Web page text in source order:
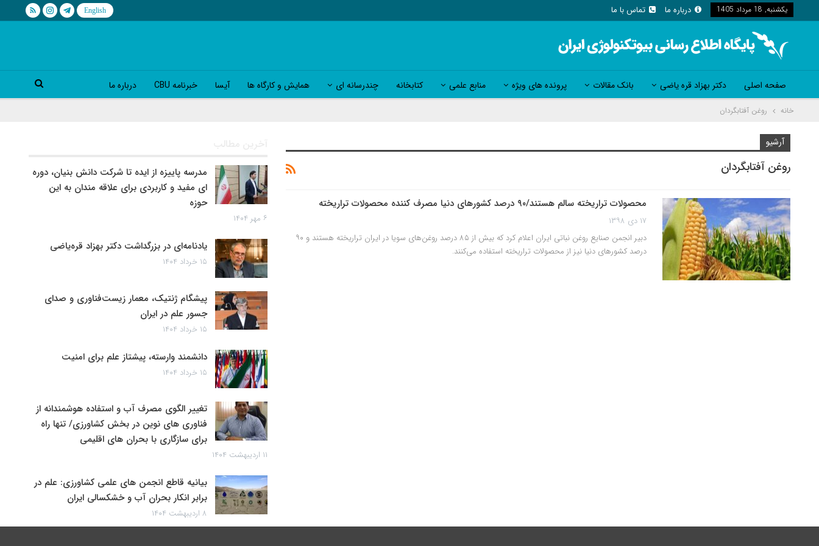
یکشنبه, 18 مرداد 1405 درباره ما تماس با ما
صفحه اصلی دکتر بهزاد قره یاضی بانک مقالات پرونده های ویژه منابع علمی کتابخانه چندرسانه ای همایش و کارگاه ها آیسا خبرنامه CBU درباره ما
خانه روغن آفتابگردان
آرشیو
روغن آفتابگردان
محصولات تراریخته سالم هستند/۹۰ درصد کشورهای دنیا مصرف کننده محصولات تراریخته
۱۷ دی ۱۳۹۸
دبیر انجمن صنایع روغن نباتی ایران اعلام کرد که بیش از ۸۵ درصد روغن‌های سویا در ایران تراریخته هستند و ۹۰
درصد کشورهای دنیا نیز از محصولات تراریخته استفاده می‌کنند.
آخرین مطالب
مدرسه پاییزه از ایده تا شرکت دانش بنیان، دوره
ای مفید و کاربردی برای علاقه مندان به این
حوزه
۶ مهر ۱۴۰۴
یادنامه‌ای در بزرگداشت دکتر بهزاد قره‌یاضی
۱۵ خرداد ۱۴۰۴
پیشگام ژنتیک، معمار زیست‌فناوری و صدای
جسور علم در ایران
۱۵ خرداد ۱۴۰۴
دانشمند وارسته، پیشتاز علم برای امنیت
۱۵ خرداد ۱۴۰۴
تغییر الگوی مصرف آب و استفاده هوشمندانه از
فناوری های نوین در بخش کشاورزی/ تنها راه
برای سازگاری با بحران های اقلیمی
۱۱ اردیبهشت ۱۴۰۴
بیانیه قاطع انجمن های علمی کشاورزی: علم در
برابر انکار بحران آب و خشکسالی ایران
۸ اردیبهشت ۱۴۰۴